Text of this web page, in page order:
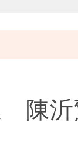
時未被理解
陳沂